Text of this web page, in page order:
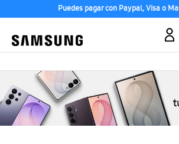
Puedes pagar con Paypal, Visa o